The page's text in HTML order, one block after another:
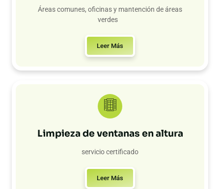
Áreas comunes, oficinas y mantención de áreas
verdes
Leer Más
Limpieza de ventanas en altura
servicio certificado
Leer Más